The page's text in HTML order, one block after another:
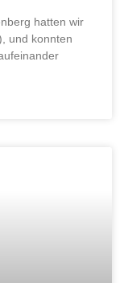
hatten wir
und konnten